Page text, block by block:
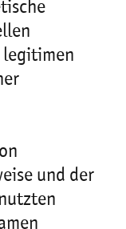
legitimen
und der